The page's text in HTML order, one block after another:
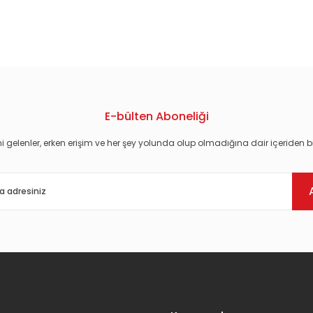
E-bülten Aboneliği
gelenler, erken erişim ve her şey yolunda olup olmadığına dair içeriden